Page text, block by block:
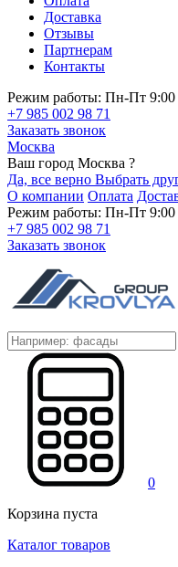
Доставка
Отзывы
Партнерам
Контакты
Режим работы: Пн-Пт 9:00
+7 985 002 98 71
Заказать звонок
Москва
Ваш город Москва ?
Да, все верно Выбрать
О компании Оплата
Режим работы: Пн-Пт 9:00
+7 985 002 98 71
Заказать звонок
0
Корзина пуста
Каталог товаров